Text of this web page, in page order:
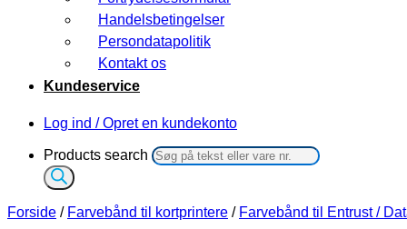
Handelsbetingelser
Persondatapolitik
Kontakt os
Kundeservice
Log ind / Opret en kundekonto
Products search
Forside / Farvebånd til kortprintere / Farvebånd til Entrust /